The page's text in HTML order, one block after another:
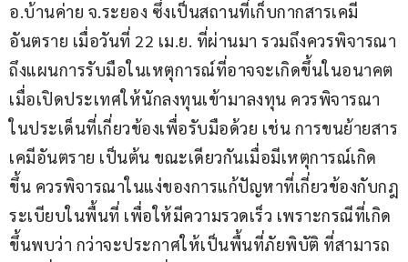
อ.บ้านค่าย จ.ระยอง ซึ่งเป็นสถานที่เก็บกากสารเคมี
อันตราย เมื่อวันที่ 22 เม.ย. ที่ผ่านมา รวมถึงควรพิจารณา
ถึงแผนการรับมือในเหตุการณ์ที่อาจจะเกิดขึ้นในอนาคต
เมื่อเปิดประเทศให้นักลงทุนเข้ามาลงทุน ควรพิจารณา
ในประเด็นที่เกี่ยวข้องเพื่อรับมือด้วย เช่น การขนย้ายสาร
เคมีอันตราย เป็นต้น ขณะเดียวกันเมื่อมีเหตุการณ์เกิด
ขึ้น ควรพิจารณาในแง่ของการแก้ปัญหาที่เกี่ยวข้องกับกฎ
ระเบียบในพื้นที่ เพื่อให้มีความรวดเร็ว เพราะกรณีที่เกิด
ขึ้นพบว่า กว่าจะประกาศให้เป็นพื้นที่ภัยพิบัติ ที่สามารถ